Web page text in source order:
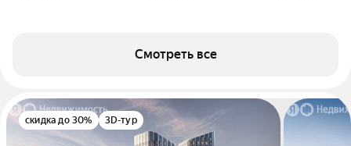
Смотреть все
скидка до 30% 3D-тур